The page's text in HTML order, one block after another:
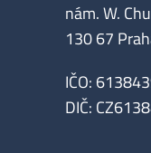
nám. W.
130 67
IČO:
DIČ: